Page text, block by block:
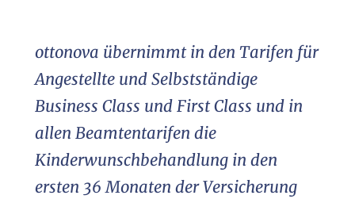
ottonova übernimmt in den Tarifen für
Angestellte und Selbstständige
Business Class und First Class und in
allen Beamtentarifen die
Kinderwunschbehandlung in den
ersten 36 Monaten der Versicherung